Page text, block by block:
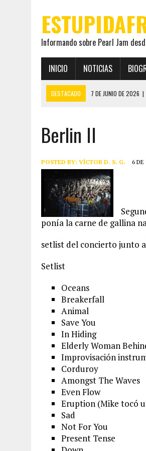
Informando sobre Pearl Jam
INICIO NOTICIAS
DESTACADO 7 DE JUNIO DE 2026 |
19 DE MAYO DE 2026
12 DE MAYO DE 2026
28 DE JULIO DE 2026 | JEFF AMENT
Berlin II
POSTED BY: VÍCTOR D. S. G. 6 DE
ponía la carne de gallina
setlist del concierto junto
Setlist
Oceans
Breakerfall
Animal
Save You
In Hiding
Elderly Woman
Improvisación
Corduroy
Amongst The Waves
Even Flow
Eruption (Mike tocó
Sad
Not For You
Present Tense